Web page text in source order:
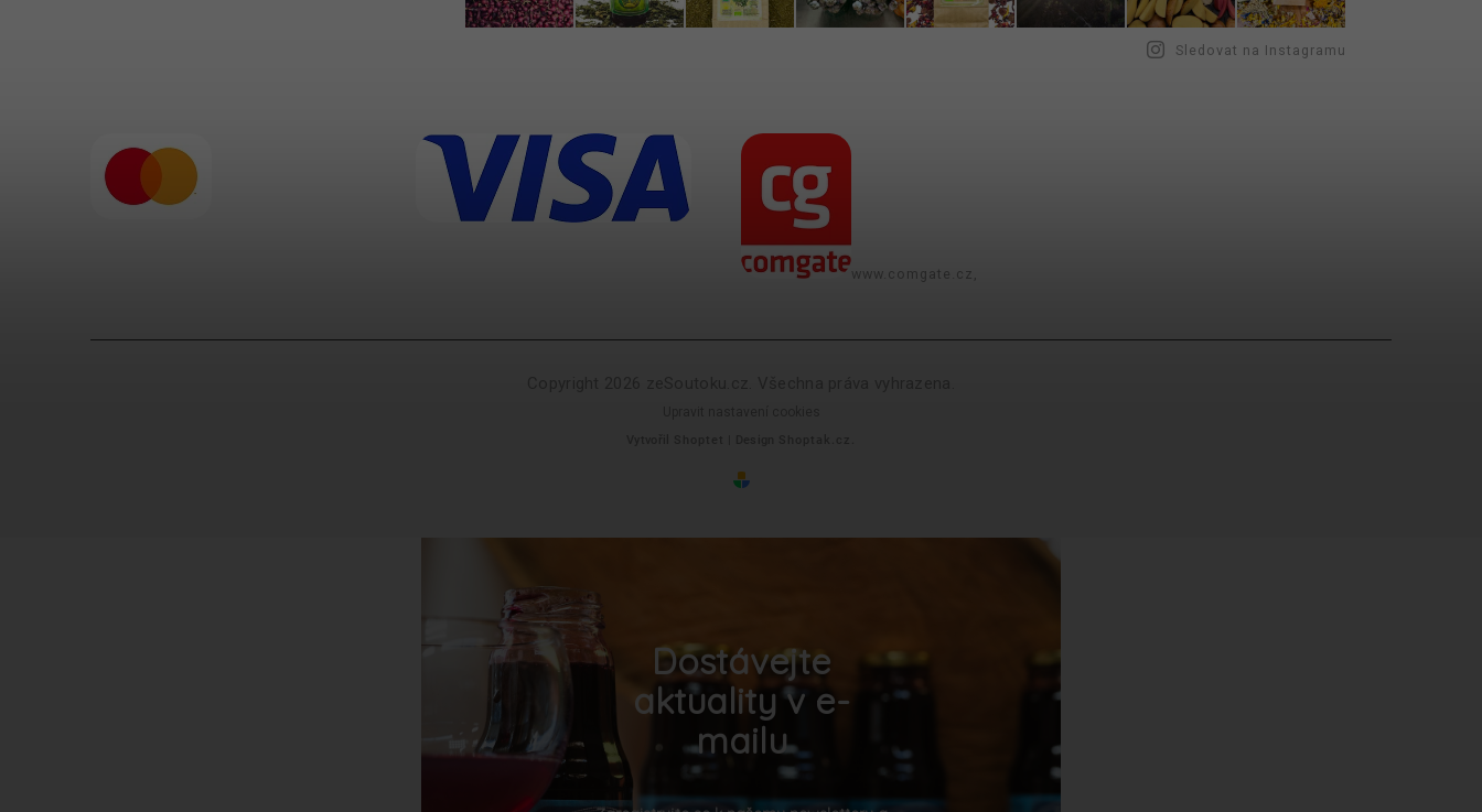
Sledovat na Instagramu
www.comgate.cz,
Dostávejte
aktuality v e-
mailu